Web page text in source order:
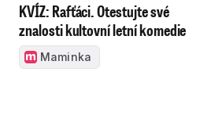
KVÍZ: Rafťáci. Otestujte své
znalosti kultovní letní komedie
Maminka